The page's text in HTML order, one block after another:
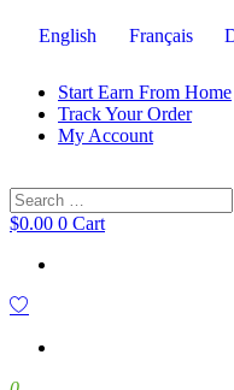
English Français
Start Earn From Home
Track Your Order
My Account
Search
for:
$0.00 0 Cart